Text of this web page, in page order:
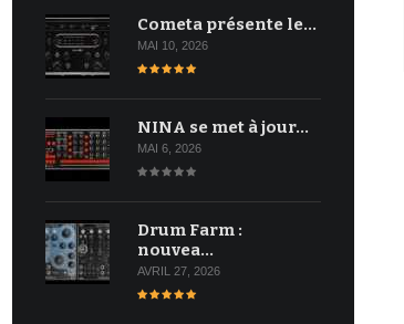
Cometa présente le…
MAI 10, 2026
NINA se met à jour…
MAI 6, 2026
Drum Farm :
nouvea…
AVRIL 27, 2026